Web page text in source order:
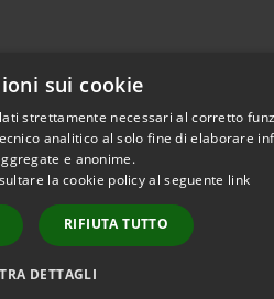
Copyright © 2026 • Comune
sui cookie
strettamente necessari al corretto
analitico al solo fine di elaborare
e anonime.
la cookie policy al seguente link
RIFIUTA TUTTO
DETTAGLI